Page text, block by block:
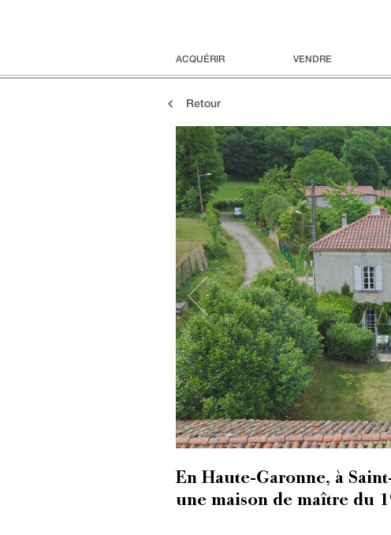
ACQUÉRIR VENDRE
Retour
En Haute-Garonne, à
une maison de maître du